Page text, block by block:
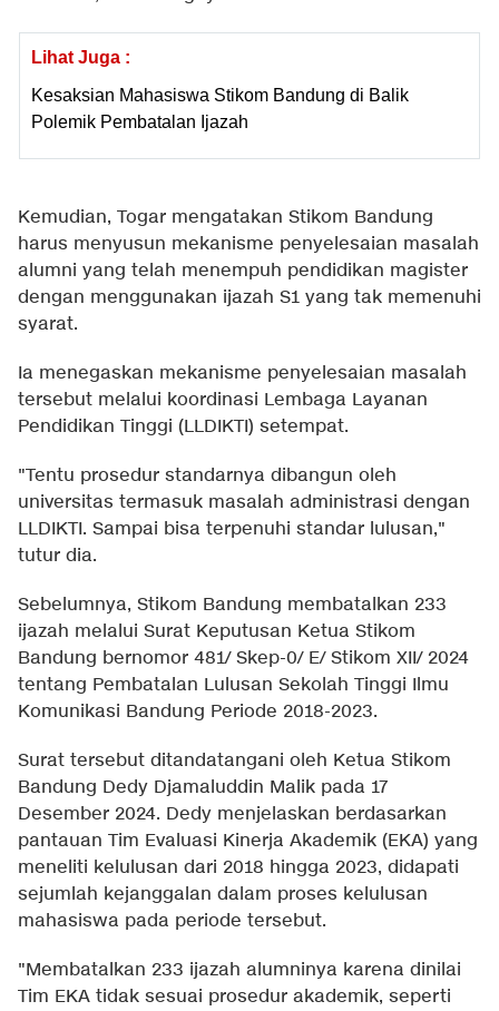
Lihat Juga :
Kesaksian Mahasiswa Stikom Bandung di Balik
Polemik Pembatalan Ijazah
Kemudian, Togar mengatakan Stikom Bandung
harus menyusun mekanisme penyelesaian masalah
alumni yang telah menempuh pendidikan magister
dengan menggunakan ijazah S1 yang tak memenuhi
syarat.
Ia menegaskan mekanisme penyelesaian masalah
tersebut melalui koordinasi Lembaga Layanan
Pendidikan Tinggi (LLDIKTI) setempat.
"Tentu prosedur standarnya dibangun oleh
universitas termasuk masalah administrasi dengan
LLDIKTI. Sampai bisa terpenuhi standar lulusan,"
tutur dia.
Sebelumnya, Stikom Bandung membatalkan 233
ijazah melalui Surat Keputusan Ketua Stikom
Bandung bernomor 481/ Skep-0/ E/ Stikom XII/ 2024
tentang Pembatalan Lulusan Sekolah Tinggi Ilmu
Komunikasi Bandung Periode 2018-2023.
Surat tersebut ditandatangani oleh Ketua Stikom
Bandung Dedy Djamaluddin Malik pada 17
Desember 2024. Dedy menjelaskan berdasarkan
pantauan Tim Evaluasi Kinerja Akademik (EKA) yang
meneliti kelulusan dari 2018 hingga 2023, didapati
sejumlah kejanggalan dalam proses kelulusan
mahasiswa pada periode tersebut.
"Membatalkan 233 ijazah alumninya karena dinilai
Tim EKA tidak sesuai prosedur akademik, seperti